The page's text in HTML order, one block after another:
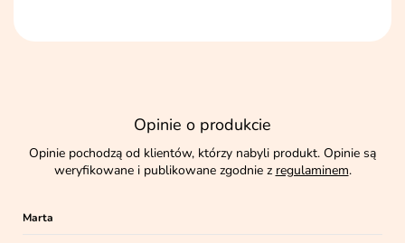
Opinie o produkcie
Opinie pochodzą od klientów, którzy nabyli produkt. Opinie są
weryfikowane i publikowane zgodnie z regulaminem.
Marta